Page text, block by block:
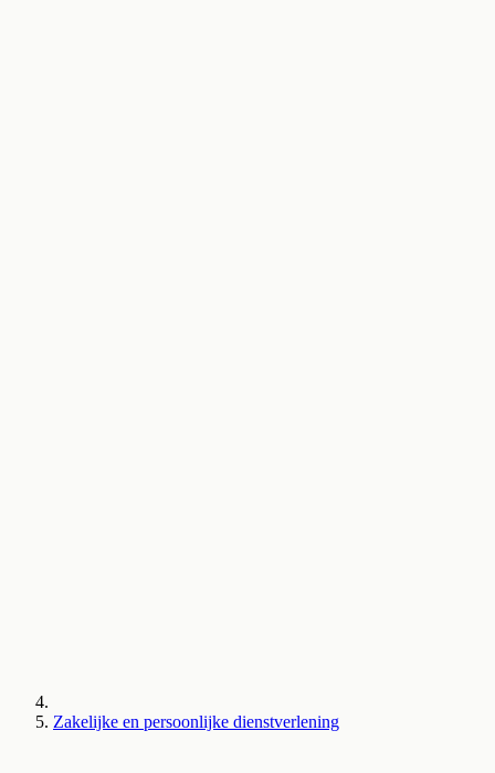
Zakelijke en persoonlijke dienstverlening